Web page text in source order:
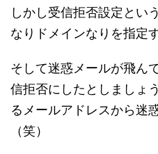
しかし受信拒否設定とい
なりドメインなりを指定
そして迷惑メールが飛ん
信拒否にしたとしましょ
るメールアドレスから迷
（笑）